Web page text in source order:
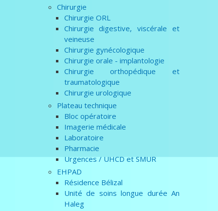
Chirurgie
Chirurgie ORL
Chirurgie digestive, viscérale et
veineuse
Chirurgie gynécologique
Chirurgie orale - implantologie
Chirurgie orthopédique et
traumatologique
Chirurgie urologique
Plateau technique
Bloc opératoire
Imagerie médicale
Laboratoire
Pharmacie
Urgences / UHCD et SMUR
EHPAD
Résidence Bélizal
Unité de soins longue durée An
Haleg